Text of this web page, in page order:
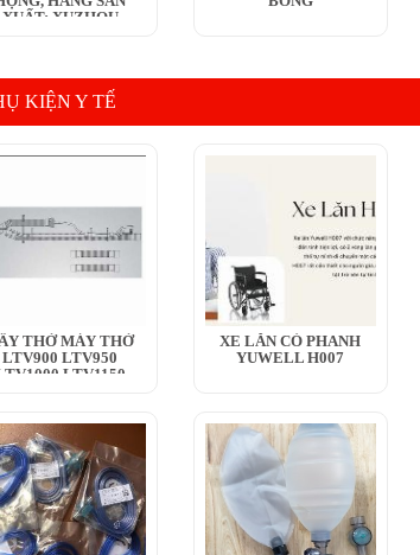
XUẤT: XUZHOU
KIỆN Y TẾ
THỞ MÁY THỞ
LTV900 LTV950
LTV1150
XE LĂN CÓ PHANH
YUWELL H007